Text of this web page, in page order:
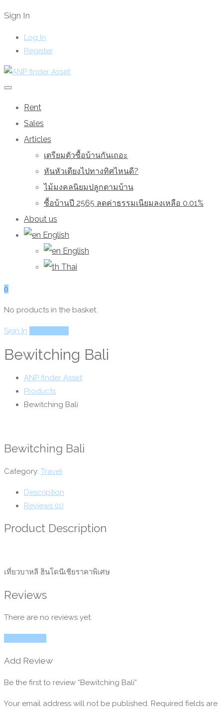
Sign In
Log In
Register
Rent
Sales
Articles
เตรียมตัวซื้อบ้านกันเถอะ
หันหัวเตียงไปทางทิศไหนดี?
ไม้มงคลนิยมปลูกตามบ้าน
ซื้อบ้านปี 2565 ลดค่าธรรมเนียมลงเหลือ 0.01%
About us
English
English
Thai
0
No products in the basket.
Sign In
Bewitching Bali
ANP finder Asset
Products
Bewitching Bali
Bewitching Bali
Category: Travel
Description
Reviews (0)
Product Description
เที่ยวบาหลี ฮินโดนีเชียราคาพิเศษ
Reviews
There are no reviews yet.
Add Review
Be the first to review “Bewitching Bali”
Your email address will not be published. Required fields are